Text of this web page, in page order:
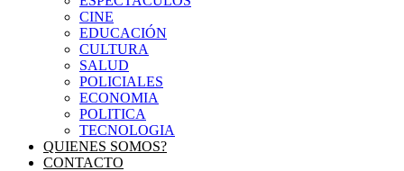
CINE
EDUCACIÓN
CULTURA
SALUD
POLICIALES
ECONOMIA
POLITICA
TECNOLOGIA
QUIENES SOMOS?
CONTACTO